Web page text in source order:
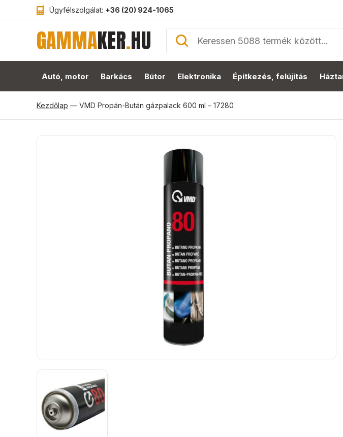
Ügyfélszolgálat: +36 (20) 924-1065
GAMMAKER.HU
Autó, motor Barkács Bútor Elektronika Építkezés, felújítás
Kezdőlap — VMD Propán-Bután gázpalack 600 ml – 17280